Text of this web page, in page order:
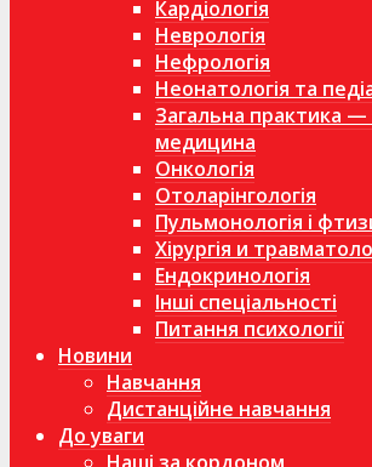
Кардіологія
Неврологія
Нефрологія
Неонатологія та
Загальна практика —
медицина
Онкологія
Отоларінгологія
Пульмонологія і
Хірургія и
Ендокринологія
Інші спеціальності
Питання психології
Новини
Навчання
Дистанційне навчання
До уваги
Наші за кордоном